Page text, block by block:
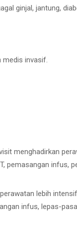
ginjal, jantung,
medis invasif.
menghadirkan
infus,
lebih
infus, lepas-